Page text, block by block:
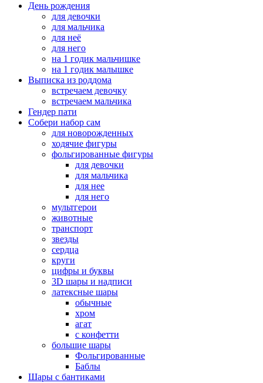
День рождения
для девочки
для мальчика
для неё
для него
на 1 годик мальчишке
на 1 годик малышке
Выписка из роддома
встречаем девочку
встречаем мальчика
Гендер пати
Собери набор сам
для новорожденных
ходячие фигуры
фольгированные фигуры
для девочки
для мальчика
для нее
для него
мультгерои
животные
транспорт
звезды
сердца
круги
цифры и буквы
3D шары и надписи
латексные шары
обычные
хром
агат
с конфетти
большие шары
Фольгированные
Баблы
Шары с бантиками